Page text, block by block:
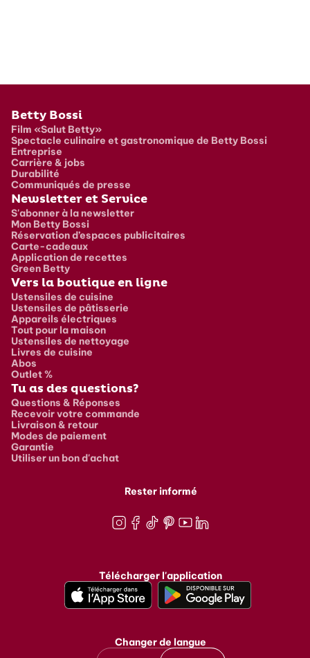
Pied de page
Betty Bossi
Film «Salut Betty»
Spectacle culinaire et gastronomique de Betty Bossi
Entreprise
Carrière & jobs
Durabilité
Communiqués de presse
Newsletter et Service
S'abonner à la newsletter
Mon Betty Bossi
Réservation d’espaces publicitaires
Carte-cadeaux
Application de recettes
Green Betty
Vers la boutique en ligne
Ustensiles de cuisine
Ustensiles de pâtisserie
Appareils électriques
Tout pour la maison
Ustensiles de nettoyage
Livres de cuisine
Abos
Outlet %
Tu as des questions?
Questions & Réponses
Recevoir votre commande
Livraison & retour
Modes de paiement
Garantie
Utiliser un bon d'achat
Rester informé
Télécharger l'application
Changer de langue